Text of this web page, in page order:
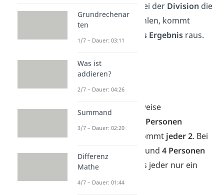
Änderst du bei der Division die
Reihenfolge der Zahlen, kommt
anderes Ergebnisraus.
4 : 2 =2
2 : 4 =0,5
Wenn du beispielsweise
Personen
aufteilst, dann bekommt jeder 2. Bei
und 4 Personen
bekommt
allerdings jeder nur ein
halbesStück.
Grundrechenar
ten
1/7 – Dauer: 03:11
Was ist
addieren?
2/7 – Dauer: 04:26
Summand
3/7 – Dauer: 02:20
Differenz
Mathe
4/7 – Dauer: 01:44